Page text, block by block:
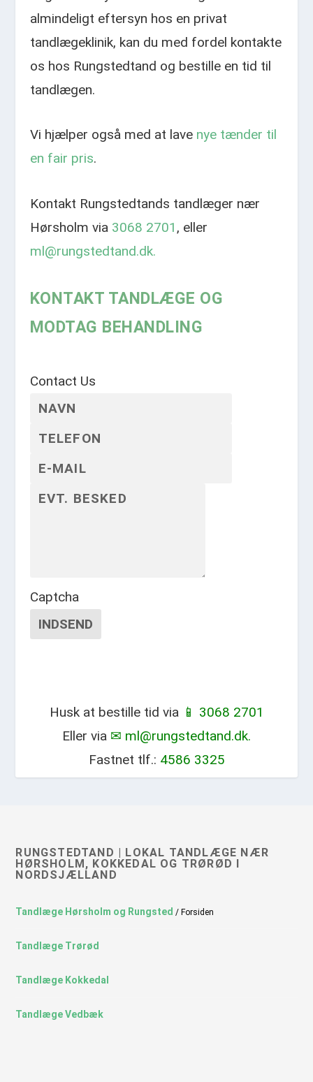
almindeligt eftersyn hos en privat
tandlægeklinik, kan du med fordel kontakte
os hos Rungstedtand og bestille en tid til
tandlægen.
Vi hjælper også med at lave nye tænder til
en fair pris.
Kontakt Rungstedtands tandlæger nær
Hørsholm via 3068 2701 , eller
ml@rungstedtand.dk.
KONTAKT TANDLÆGE OG
MODTAG BEHANDLING
Contact Us
Captcha
INDSEND
Husk at bestille tid via 📱 3068 2701
Eller via ✉ ml@rungstedtand.dk.
Fastnet tlf.: 4586 3325
RUNGSTEDTAND | LOKAL TANDLÆGE NÆR
HØRSHOLM, KOKKEDAL OG TRØRØD I
NORDSJÆLLAND
Tandlæge Hørsholm og Rungsted / Forsiden
Tandlæge Trørød
Tandlæge Kokkedal
Tandlæge Vedbæk